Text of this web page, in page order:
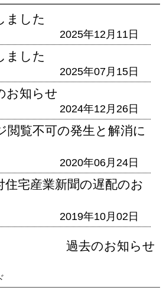
ました
2025年12月11日
ました
2025年07月15日
お知らせ
2024年12月26日
閲覧不可の発生と解消に
2020年06月24日
住宅産業新聞の遅配のお
2019年10月02日
過去のお知らせ